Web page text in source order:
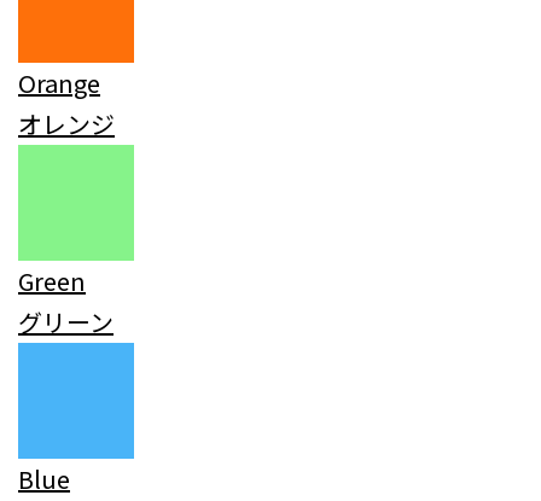
Orange
オレンジ
Green
グリーン
Blue